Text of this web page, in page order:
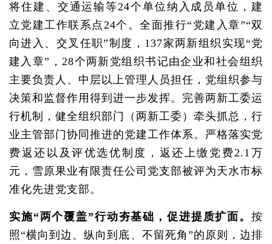
将住建、交通运输等24个单位纳入成员单位，建
立党建工作联系点24个。全面推行“党建入章”“双
向进入、交叉任职”制度，137家两新组织实现“党
建入章”，28个两新党组织书记由企业和社会组织
主要负责人、中层以上管理人员担任，党组织参与
决策和监督作用得到进一步发挥。完善两新工委运
行机制，健全组织部门（两新工委）牵头抓总，行
业主管部门协同推进的党建工作体系。严格落实党
费返还以及评优选优制度，返还上缴党费2.1万
元，雪原果业有限责任公司党支部被评为天水市标
准化先进党支部。
实施“两个覆盖”行动夯基础，促进提质扩面。 按
照“横向到边、纵向到底、不留死角”的原则，边排